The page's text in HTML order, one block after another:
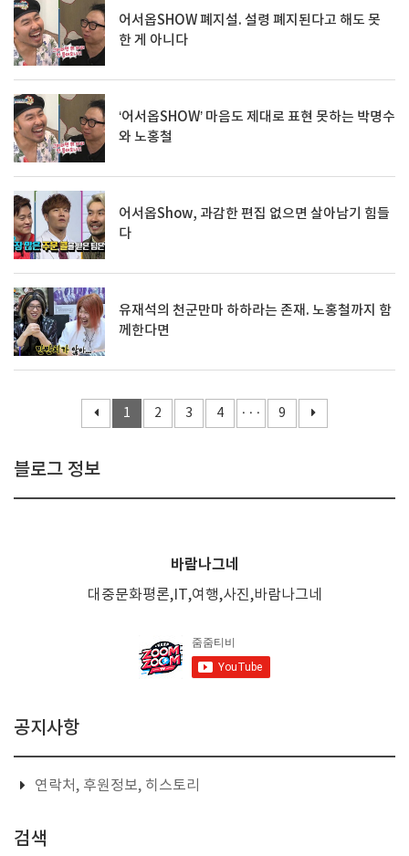
어서옵SHOW 폐지설. 설령 폐지된다고 해도 못
한 게 아니다
‘어서옵SHOW’ 마음도 제대로 표현 못하는 박명수
와 노홍철
어서옵Show, 과감한 편집 없으면 살아남기 힘들
다
유재석의 천군만마 하하라는 존재. 노홍철까지 함
께한다면
1 2 3 4 ··· 9
블로그 정보
바람나그네
대중문화평론,IT,여행,사진,바람나그네
공지사항
연락처, 후원정보, 히스토리
검색